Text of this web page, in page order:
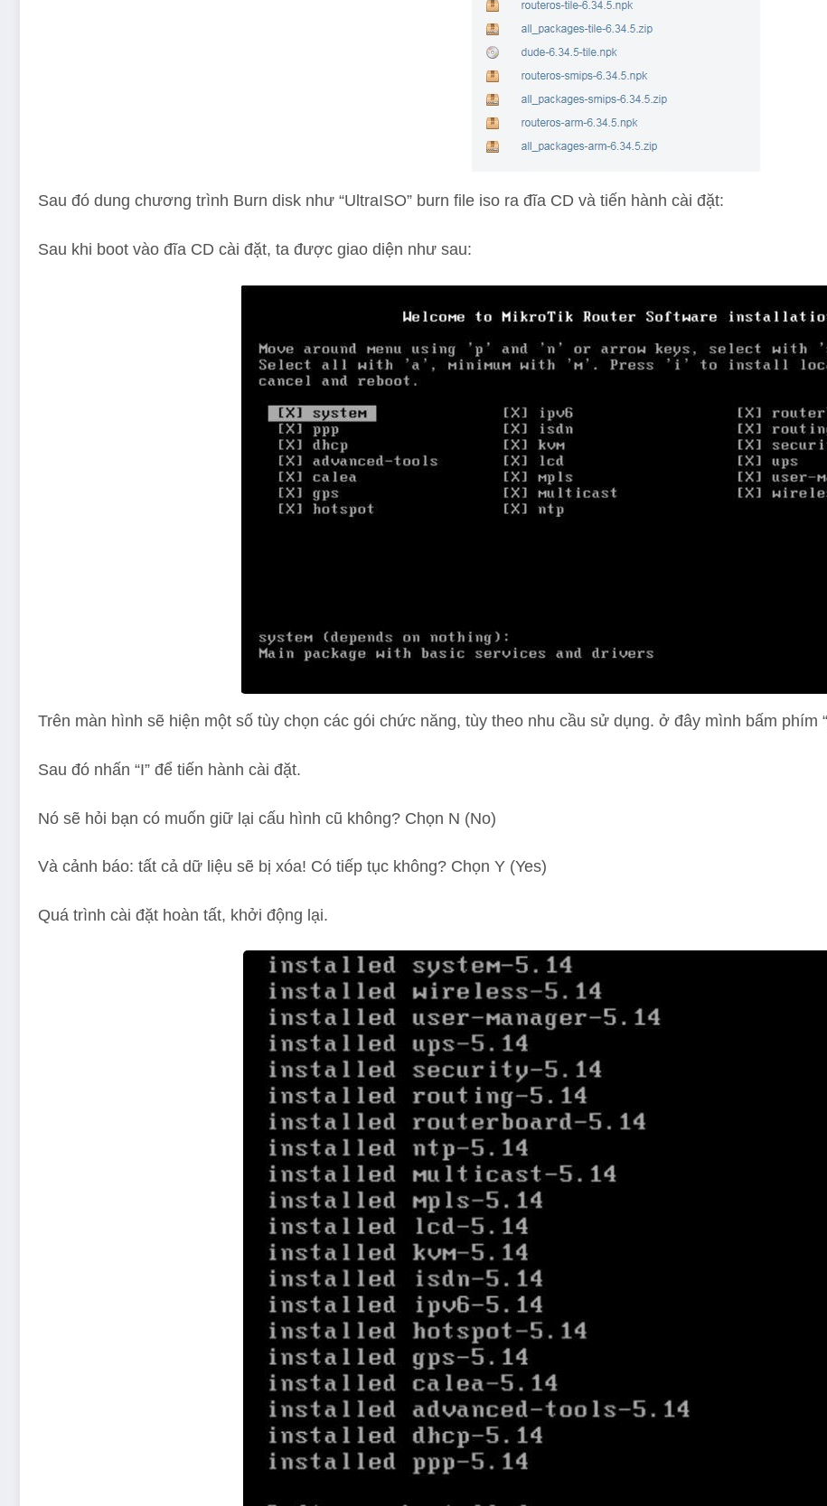
Sau đó dung chương trình Burn disk như “UltraISO” burn file iso ra đĩa CD và tiến hành cài đặt:
Sau khi boot vào đĩa CD cài đặt, ta được giao diện như sau:
Trên màn hình sẽ hiện một số tùy chọn các gói chức năng, tùy theo nhu cầu sử dụng. ở đây mình bấm phím
Sau đó nhấn “I” để tiến hành cài đặt.
Nó sẽ hỏi bạn có muốn giữ lại cấu hình cũ không? Chọn N (No)
Và cảnh báo: tất cả dữ liệu sẽ bị xóa! Có tiếp tục không? Chọn Y (Yes)
Quá trình cài đặt hoàn tất, khởi động lại.